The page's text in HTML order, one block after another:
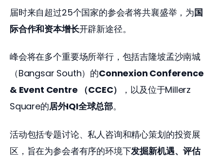
届时来自超过25个国家的参会者将共襄盛举，为国
际合作和资本增长开辟新途径。
峰会将在多个重要场所举行，包括吉隆坡孟沙南城
（Bangsar South）的Connexion Conference
& Event Centre （CCEC）
，以及位于Millerz
Square的居外IQI全球总部。
活动包括专题讨论、私人咨询和精心策划的投资展
区，旨在为参会者有序的环境下发掘新机遇、评估